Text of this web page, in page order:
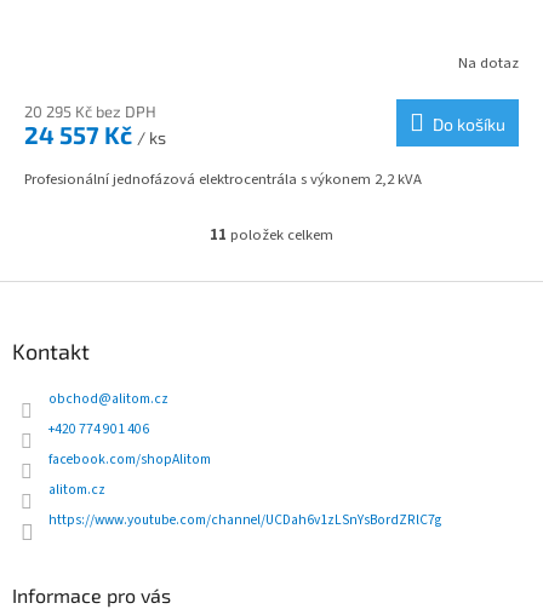
R
M
A
Na dotaz
20 295 Kč bez DPH
24 557 Kč / ks
Do košíku
Profesionální jednofázová elektrocentrála s výkonem 2,2 kVA
O
l
y
11 položek celkem
Kontakt
obchod@alitom.cz
+420 774 901 406
facebook.com/shopAlitom
alitom.cz
https://www.youtube.com/channel/UCDah6v1zLSnYsBordZRlC7g
Informace pro vás